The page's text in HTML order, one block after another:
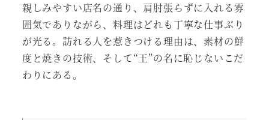
親しみやすい店名の通り、肩肘張らずに入れる雰
囲気でありながら、料理はどれも丁寧な仕事ぶり
が光る。訪れる人を惹きつける理由は、素材の鮮
度と焼きの技術、そして“王”の名に恥じないこだ
わりにある。